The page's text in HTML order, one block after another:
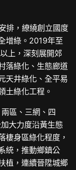
排，繚繞創立國度
增綠。2019年至
上，深刻展開郊
落綠化、生態廊道
天井綠化、全平易
土綠化工程。
區、三網、四
大力度沿黃生態
棲身區綠化程度，
統，推動鄉鎮公
植，連續晉陞城鄉